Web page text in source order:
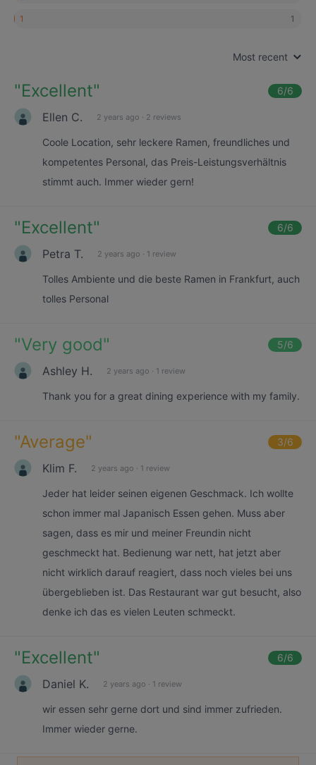
1 1
Most recent
"Excellent" 6/6
Ellen C. 2 years ago · 2 reviews
Coole Location, sehr leckere Ramen, freundliches und
kompetentes Personal, das Preis-Leistungsverhältnis
stimmt auch. Immer wieder gern!
"Excellent" 6/6
Petra T. 2 years ago · 1 review
Tolles Ambiente und die beste Ramen in Frankfurt, auch
tolles Personal
"Very good" 5/6
Ashley H. 2 years ago · 1 review
Thank you for a great dining experience with my family.
"Average" 3/6
Klim F. 2 years ago · 1 review
Jeder hat leider seinen eigenen Geschmack. Ich wollte
schon immer mal Japanisch Essen gehen. Muss aber
sagen, dass es mir und meiner Freundin nicht
geschmeckt hat. Bedienung war nett, hat jetzt aber
nicht wirklich darauf reagiert, dass noch vieles bei uns
übergeblieben ist. Das Restaurant war gut besucht, also
denke ich das es vielen Leuten schmeckt.
"Excellent" 6/6
Daniel K. 2 years ago · 1 review
wir essen sehr gerne dort und sind immer zufrieden.
Immer wieder gerne.